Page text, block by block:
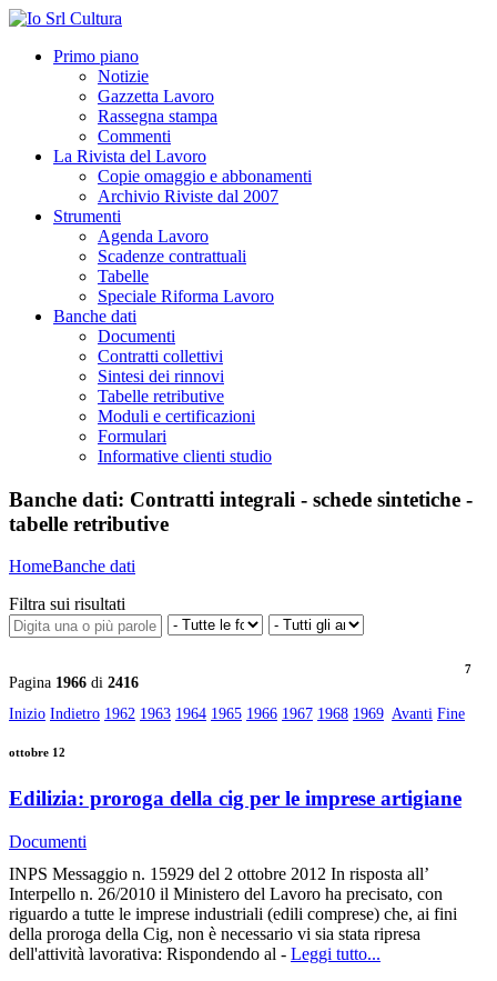
Primo piano
Notizie
Gazzetta Lavoro
Rassegna stampa
Commenti
La Rivista del Lavoro
Copie omaggio e abbonamenti
Archivio Riviste dal 2007
Strumenti
Agenda Lavoro
Scadenze contrattuali
Tabelle
Speciale Riforma Lavoro
Banche dati
Documenti
Contratti collettivi
Sintesi dei rinnovi
Tabelle retributive
Moduli e certificazioni
Formulari
Informative clienti studio
Banche dati: Contratti integrali - schede sintetiche -
tabelle retributive
HomeBanche dati
Filtra sui risultati
Pagina 1966 di 2416
Inizio Indietro 1962 1963 1964 1965 1966 1967 1968 1969 Avanti Fine
7
ottobre 12
Edilizia: proroga della cig per le imprese artigiane
Documenti
INPS Messaggio n. 15929 del 2 ottobre 2012 In risposta all’
Interpello n. 26/2010 il Ministero del Lavoro ha precisato, con
riguardo a tutte le imprese industriali (edili comprese) che, ai fini
della proroga della Cig, non è necessario vi sia stata ripresa
dell'attività lavorativa: Rispondendo al - Leggi tutto...